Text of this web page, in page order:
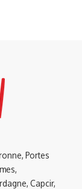
Portes
Capcir,